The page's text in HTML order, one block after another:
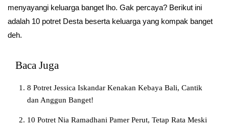
menyayangi keluarga banget lho. Gak percaya? Berikut ini
adalah 10 potret Desta beserta keluarga yang kompak banget
deh.
Baca Juga
8 Potret Jessica Iskandar Kenakan Kebaya Bali, Cantik
dan Anggun Banget!
10 Potret Nia Ramadhani Pamer Perut, Tetap Rata Meski